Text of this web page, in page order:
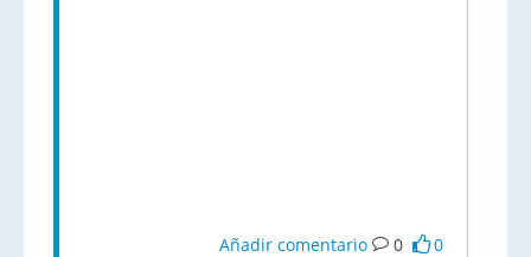
Añadir comentario 0 0